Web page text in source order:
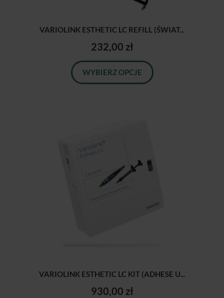
VARIOLINK ESTHETIC LC REFILL (ŚWIAT...
232,00 zł
WYBIERZ OPCJE
VARIOLINK ESTHETIC LC KIT (ADHESE U...
930,00 zł